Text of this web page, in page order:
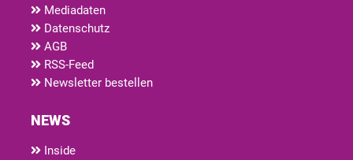
Mediadaten
Datenschutz
AGB
RSS-Feed
Newsletter bestellen
NEWS
Inside